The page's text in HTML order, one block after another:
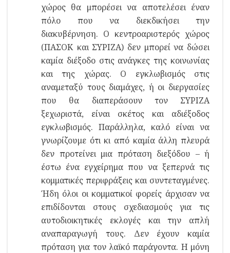
χώρος θα μπορέσει να αποτελέσει έναν
πόλο που να διεκδικήσει την
διακυβέρνηση. Ο κεντροαριστερός χώρος
(ΠΑΣΟΚ και ΣΥΡΙΖΑ) δεν μπορεί να δώσει
καμία διέξοδο στις ανάγκες της κοινωνίας
και της χώρας. Ο εγκλωβισμός στις
αναμεταξύ τους διαμάχες, ή οι διεργασίες
που θα διαπεράσουν τον ΣΥΡΙΖΑ
ξεχωριστά, είναι σκέτος και αδιέξοδος
εγκλωβισμός. Παράλληλα, καλό είναι να
γνωρίζουμε ότι κι από καμία άλλη πλευρά
δεν προτείνει μια πρόταση διεξόδου – ή
έστω ένα εγχείρημα που να ξεπερνά τις
κομματικές περιφράξεις και συντεταγμένες.
Ήδη όλοι οι κομματικοί φορείς άρχισαν να
επιδίδονται στους σχεδιασμούς για τις
αυτοδιοικητικές εκλογές και την απλή
αναπαραγωγή τους. Δεν έχουν καμία
πρόταση για τον λαϊκό παράγοντα. Η μόνη